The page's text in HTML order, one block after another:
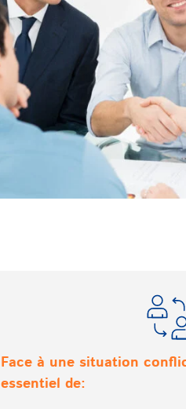
Face à une situation
essentiel de: